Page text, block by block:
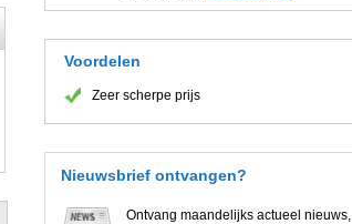
Voordelen
Zeer scherpe prijs
Nieuwsbrief ontvangen?
Ontvang maandelijks actueel nieuws,